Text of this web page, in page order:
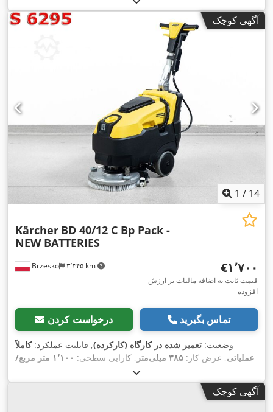
سفید, نوع چرخ‌دنده:خودکار, طول فضای بارگیری:۶٬۰۵۰ میلی‌متر
,
عرض فضای بارگیری:۲٬۴۰۰ میلی‌متر , ارتفاع فضای بارگیری:۹۰۰
میلی‌متر
آگهی کوچک
1 / 14
Brzesko ۳٬۳۴۵ km
Kärcher BD 40/12 C Bp Pack -
NEW BATTERIES
‎€۱٬۷۰۰
قیمت ثابت به اضافه مالیات بر ارزش
افزوده
درخواست کردن تماس بگیرید
وضعیت: تعمیر شده در کارگاه (کارکرده), قابلیت عملکرد:کاملاً
عملیاتی, عرض کار: ۳۸۵ میلی‌متر , کارایی سطحی:
۱٬۱۰۰ متر مربع/
, ظرفیت مخزن آب:
آگهی کوچک